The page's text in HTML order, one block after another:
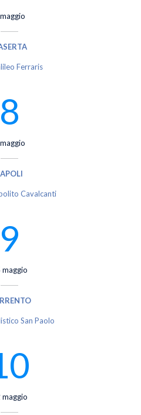
Ferraris
8
Cavalcanti
9
maggio
San Paolo
maggio